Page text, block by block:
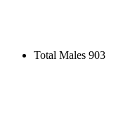
Total Males 903